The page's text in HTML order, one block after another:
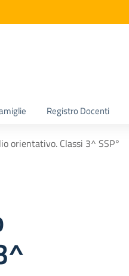
Registro Docenti
orientativo. Classi 3^ SSP°